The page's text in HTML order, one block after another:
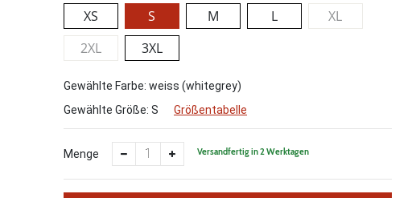
XS S M L
XL
2XL
3XL
Gewählte Farbe: weiss (whitegrey)
Gewählte Größe: S Größentabelle
Menge Versandfertig in 2 Werktagen